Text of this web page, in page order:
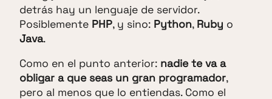
detrás hay un lenguaje de servidor.
Posiblemente PHP, y sino: Python, Ruby o
Java.
Como en el punto anterior: nadie te va a
obligar a que seas un gran programador,
pero al menos que lo entiendas. Como el